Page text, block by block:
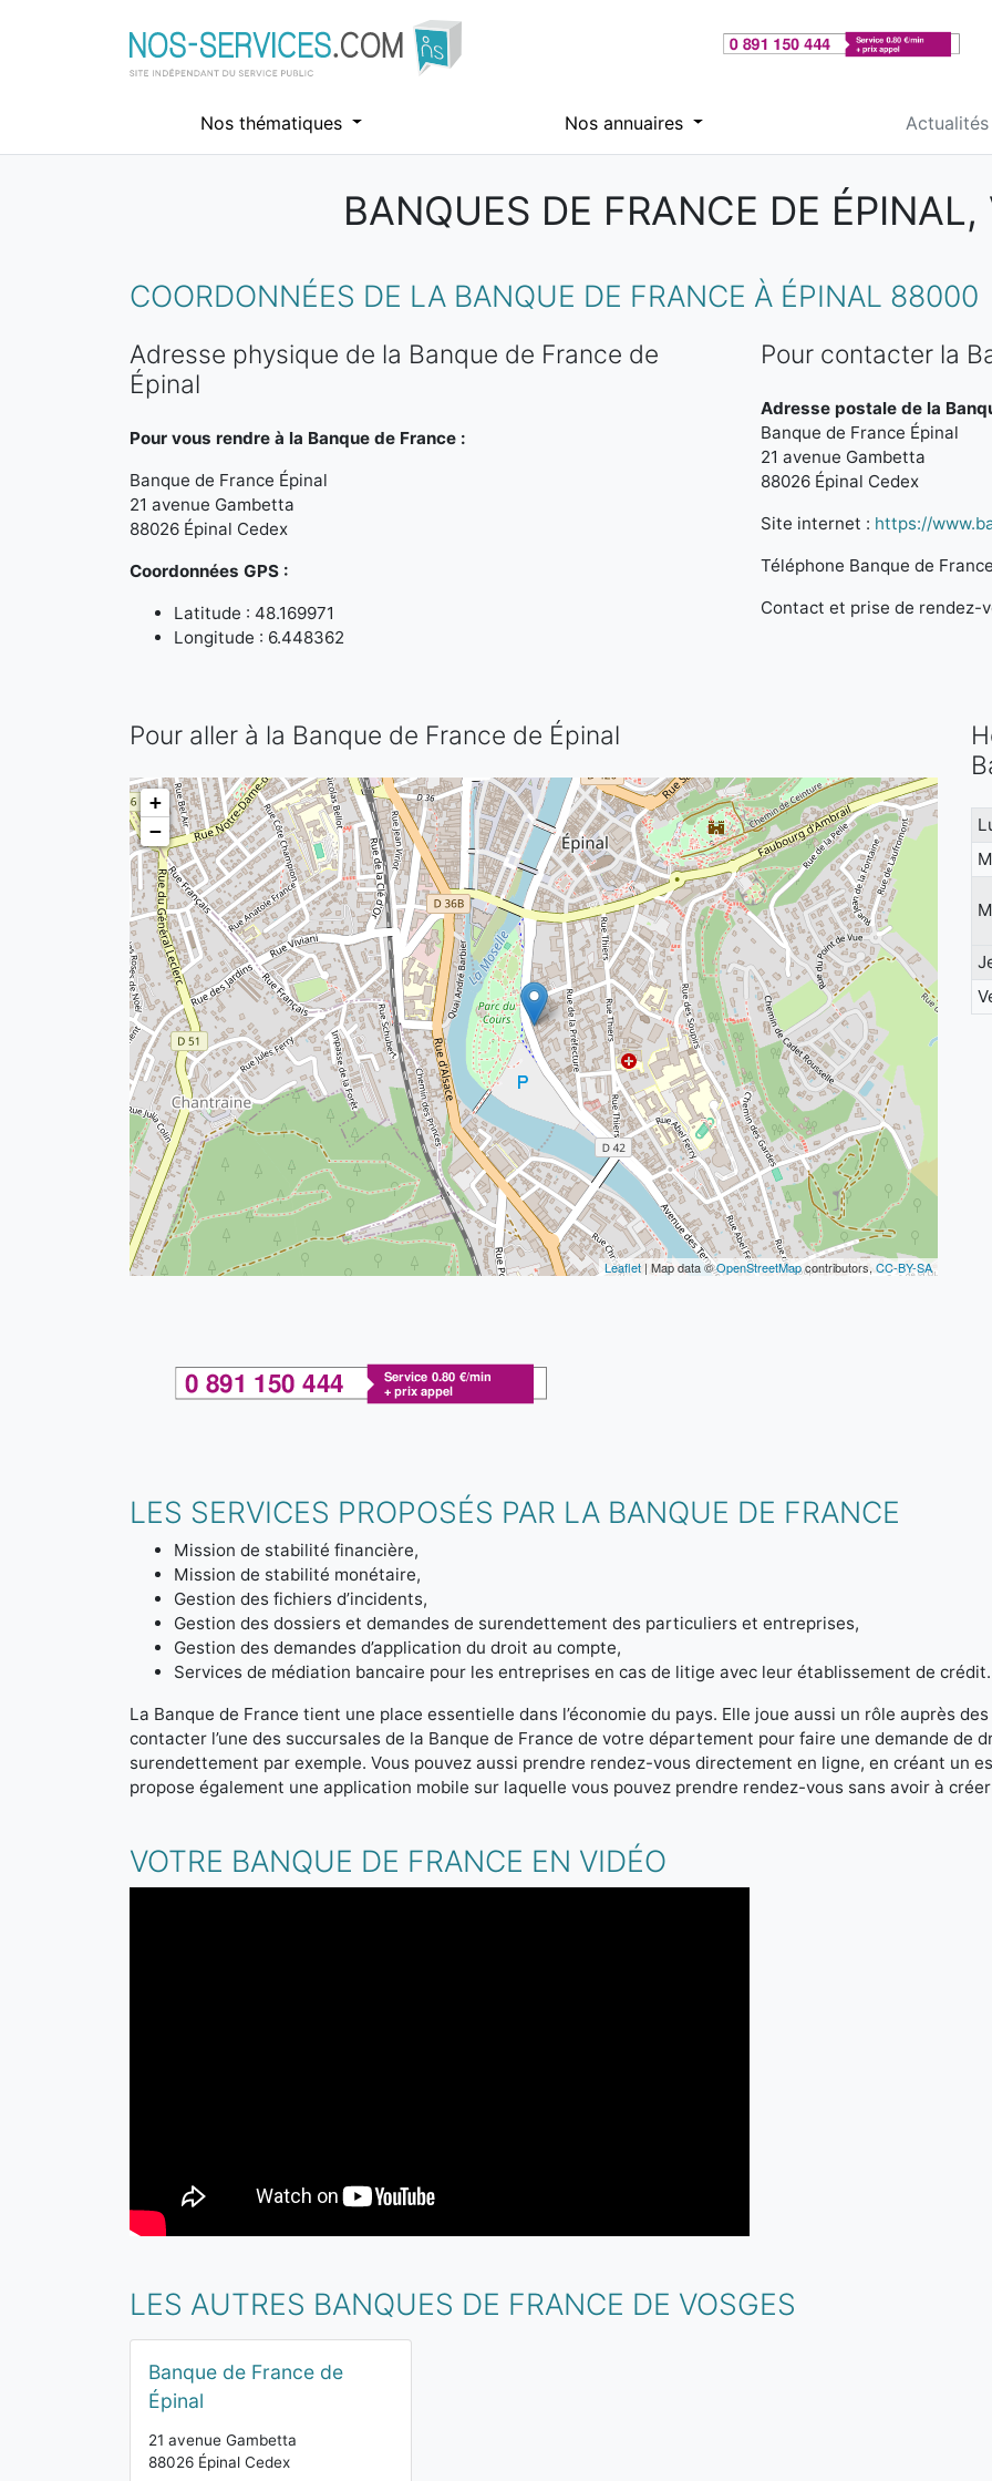
Nos thématiques Nos annuaires Actualités
BANQUES DE FRANCE DE ÉPINAL,
COORDONNÉES DE LA BANQUE DE FRANCE À ÉPINAL 88000
Adresse physique de la Banque de France de
Épinal
Pour vous rendre à la Banque de France :
Banque de France Épinal
21 avenue Gambetta
88026 Épinal Cedex
Coordonnées GPS :
Latitude : 48.169971
Longitude : 6.448362
Pour contacter la
Adresse postale de la
Banque de France Épinal
21 avenue Gambetta
88026 Épinal Cedex
Site internet : https://
Téléphone Banque de
Contact et prise de rendez-
Pour aller à la Banque de France de Épinal
+
−
Leaflet | Map data ©OpenStreetMapcontributors, CC-BY-SA
LES SERVICES PROPOSÉS PAR LA BANQUE DE FRANCE
Mission de stabilité financière,
Mission de stabilité monétaire,
Gestion des fichiers d’incidents,
Gestion des dossiers et demandes de surendettement des particuliers et entreprises,
Gestion des demandes d’application du droit au compte,
Services de médiation bancaire pour les entreprises en cas de litige avec leur établissement de crédit.
La Banque de France tient une place essentielle dans l’économie du pays. Elle joue aussi un rôle auprès
contacter l’une des succursales de la Banque de France de votre département pour faire une demande de
surendettement par exemple. Vous pouvez aussi prendre rendez-vous directement en ligne, en créant un
propose également une application mobile sur laquelle vous pouvez prendre rendez-vous sans avoir à créer
VOTRE BANQUE DE FRANCE EN VIDÉO
LES AUTRES BANQUES DE FRANCE DE VOSGES
Banque de France de
Épinal
21 avenue Gambetta
88026 Épinal Cedex